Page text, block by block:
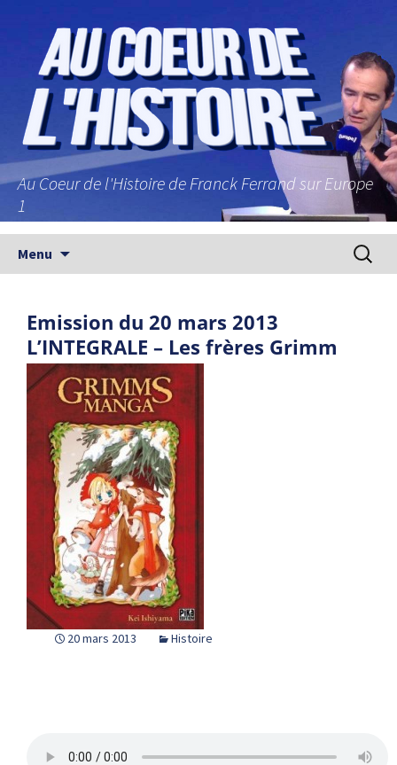
Au Coeur de l'Histoire de Franck Ferrand sur Europe
1
Menu
Emission du 20 mars 2013
L’INTEGRALE – Les frères Grimm
20 mars 2013 Histoire